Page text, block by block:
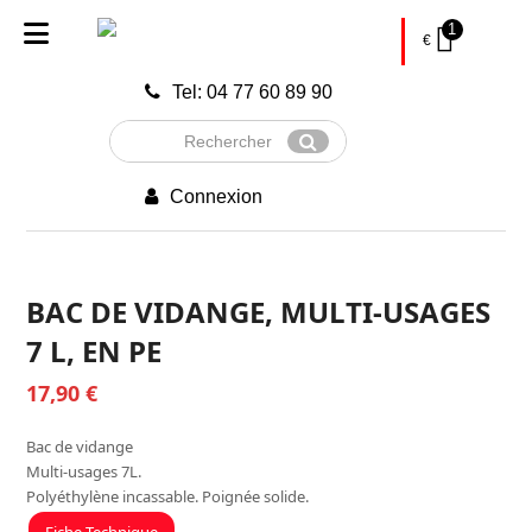
Tel: 04 77 60 89 90
Rechercher
Envoyer
Connexion
€
1
BAC DE VIDANGE, MULTI-USAGES
7 L, EN PE
17,90€
Bac de vidange
Multi-usages 7L.
Polyéthylène incassable. Poignée solide.